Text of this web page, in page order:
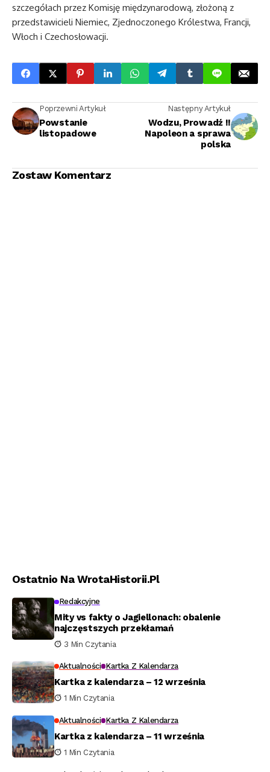
szczegółach przez Komisję międzynarodową, złożoną z
przedstawicieli Niemiec, Zjednoczonego Królestwa, Francji,
Włoch i Czechosłowacji.
Poprzewni Artykuł
Powstanie
listopadowe
Następny Artykuł
Wodzu, Prowadź !!
Napoleon a sprawa
polska
Zostaw Komentarz
Ostatnio Na WrotaHistorii.pl
Redakcyjne
Mity vs fakty o Jagiellonach: obalenie
najczęstszych przekłamań
3 Min Czytania
Aktualności Kartka Z Kalendarza
Kartka z kalendarza – 12 września
1 Min Czytania
Aktualności Kartka Z Kalendarza
Kartka z kalendarza – 11 września
1 Min Czytania